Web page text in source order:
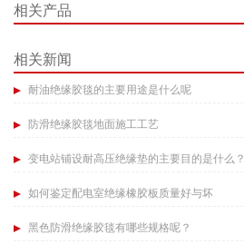
相关产品
相关新闻
耐油绝缘胶毯的主要用途是什么呢​
防滑绝缘胶毯地面施工工艺​
变电站铺设耐高压绝缘垫的主要目的是什么？
如何鉴定配电室绝缘橡胶板质量好与坏​
黑色防滑绝缘胶毯有哪些规格呢？